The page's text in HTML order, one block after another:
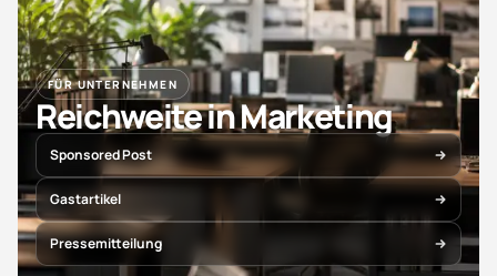
FÜR UNTERNEHMEN
Reichweite in Marketing
Sponsored Post
Gastartikel
Pressemitteilung